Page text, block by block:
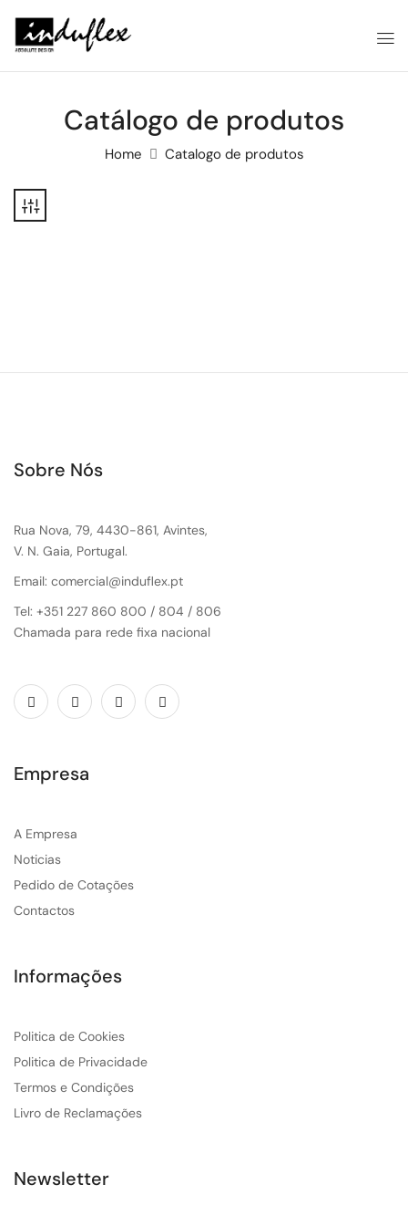
Catálogo de produtos
Home Catalogo de produtos
Sobre Nós
Rua Nova, 79, 4430-861, Avintes,
V. N. Gaia, Portugal.
Email: comercial@induflex.pt
Tel: +351 227 860 800 / 804 / 806
Chamada para rede fixa nacional
Empresa
A Empresa
Noticias
Pedido de Cotações
Contactos
Informações
Politica de Cookies
Politica de Privacidade
Termos e Condições
Livro de Reclamações
Newsletter